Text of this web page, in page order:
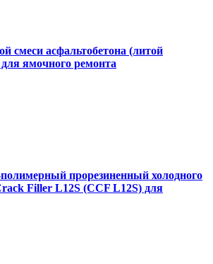
смеси асфальтобетона (литой
ямочного ремонта
прорезиненный холодного
Filler L12S (ССF L12S) для